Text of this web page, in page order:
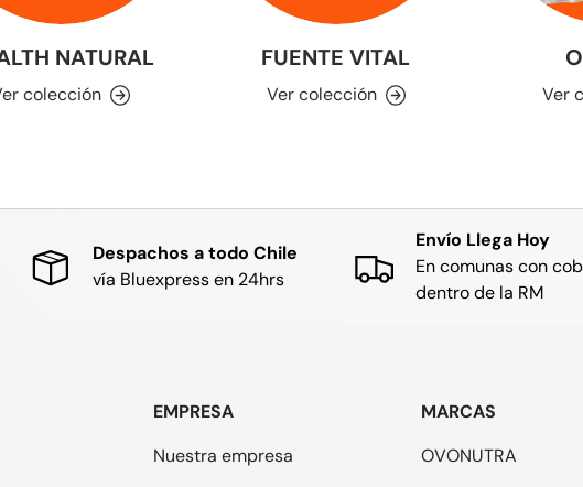
NATURAL
colección
FUENTE VITAL
Ver colección Ver
Despachos a todo Chile
vía Bluexpress en 24hrs
Envío Llega Hoy
En comunas con
dentro de la RM
EMPRESA
Nuestra empresa
MARCAS
OVONUTRA